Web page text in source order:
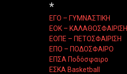
*
ΕΓΟ – ΓΥΜΝΑΣΤΙΚΗ
ΕΟΚ – ΚΑΛΑΘΟΣΦΑΙΡΙΣΗ
ΕΟΠΕ – ΠΕΤΟΣΦΑΙΡΙΣΗ
ΕΠΟ – ΠΟΔΟΣΦΑΙΡΟ
ΕΠΣΑ Ποδόσφαιρο
ΕΣΚΑ Basketball